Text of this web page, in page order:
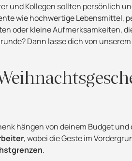
und Kollegen sollten persönlich
wie hochwertige Lebensmittel,
oder kleine Aufmerksamkeiten,
Dann lasse dich von
hängen von deinem Budget
, wobei die Geste im
.